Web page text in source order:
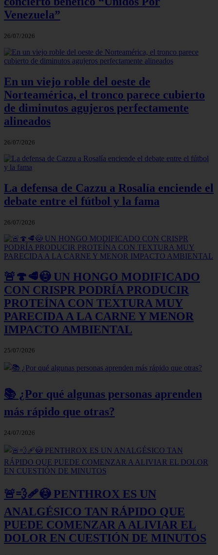
Venezuela”
26/07/2026
En un viejo roble del oeste de
Norteamérica, el tronco parece cubierto
de diminutos agujeros perfectamente
alineados
26/07/2026
La defensa de Cazzu a Rosalía enciende el
debate entre el fútbol y la fama
26/07/2026
🚨🍄🥩😳 UN HONGO MODIFICADO
CON CRISPR PODRÍA PRODUCIR
PROTEÍNA CON TEXTURA MUY
PARECIDA A LA CARNE Y MENOR
IMPACTO AMBIENTAL
25/07/2026
📚 ¿Por qué algunas personas aprenden
más rápido que otras?
24/07/2026
🚨💨🩹😳 PENTHROX ES UN
ANALGÉSICO TAN RÁPIDO QUE
PUEDE COMENZAR A ALIVIAR EL
DOLOR EN CUESTIÓN DE MINUTOS